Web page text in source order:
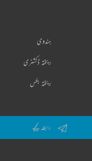
ہندوی
ریختہ ڈکشنری
ریختہ بکس
رابطہ کیجیے